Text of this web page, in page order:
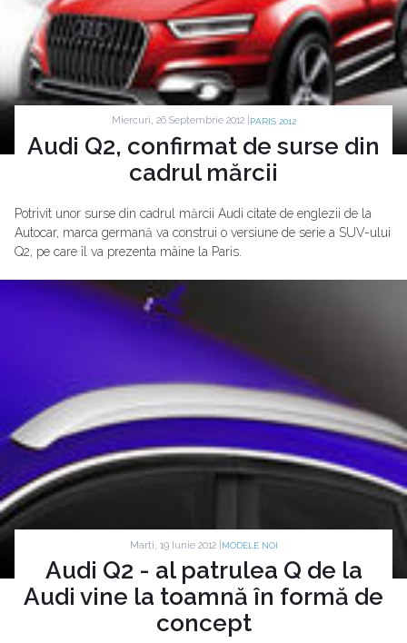
Miercuri, 26 Septembrie 2012 | PARIS 2012
Audi Q2, confirmat de surse din
cadrul mărcii
Potrivit unor surse din cadrul mărcii Audi citate de englezii de la
Autocar, marca germană va construi o versiune de serie a SUV-ului
Q2, pe care îl va prezenta mâine la Paris.
Marti, 19 Iunie 2012 | MODELE NOI
Audi Q2 - al patrulea Q de la
Audi vine la toamnă în formă de
concept